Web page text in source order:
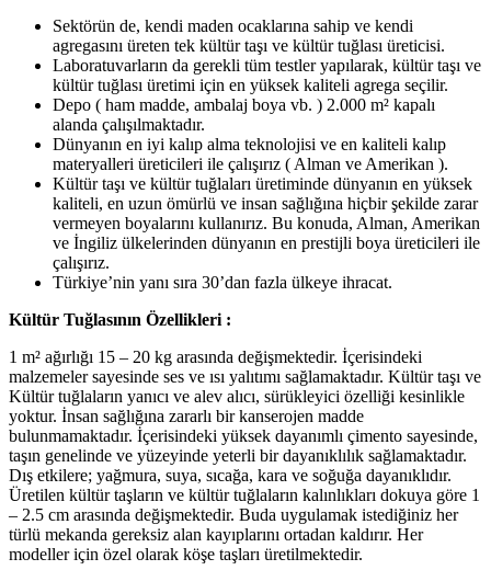
Sektörün de, kendi maden ocaklarına sahip ve kendi
agregasını üreten tek kültür taşı ve kültür tuğlası üreticisi.
Laboratuvarların da gerekli tüm testler yapılarak, kültür taşı ve
kültür tuğlası üretimi için en yüksek kaliteli agrega seçilir.
Depo ( ham madde, ambalaj boya vb. ) 2.000 m² kapalı
alanda çalışılmaktadır.
Dünyanın en iyi kalıp alma teknolojisi ve en kaliteli kalıp
materyalleri üreticileri ile çalışırız ( Alman ve Amerikan ).
Kültür taşı ve kültür tuğlaları üretiminde dünyanın en yüksek
kaliteli, en uzun ömürlü ve insan sağlığına hiçbir şekilde zarar
vermeyen boyalarını kullanırız. Bu konuda, Alman, Amerikan
ve İngiliz ülkelerinden dünyanın en prestijli boya üreticileri ile
çalışırız.
Türkiye’nin yanı sıra 30’dan fazla ülkeye ihracat.
Kültür Tuğlasının Özellikleri :
1 m² ağırlığı 15 – 20 kg arasında değişmektedir. İçerisindeki
malzemeler sayesinde ses ve ısı yalıtımı sağlamaktadır. Kültür taşı ve
Kültür tuğlaların yanıcı ve alev alıcı, sürükleyici özelliği kesinlikle
yoktur. İnsan sağlığına zararlı bir kanserojen madde
bulunmamaktadır. İçerisindeki yüksek dayanımlı çimento sayesinde,
taşın genelinde ve yüzeyinde yeterli bir dayanıklılık sağlamaktadır.
Dış etkilere; yağmura, suya, sıcağa, kara ve soğuğa dayanıklıdır.
Üretilen kültür taşların ve kültür tuğlaların kalınlıkları dokuya göre 1
– 2.5 cm arasında değişmektedir. Buda uygulamak istediğiniz her
türlü mekanda gereksiz alan kayıplarını ortadan kaldırır. Her
modeller için özel olarak köşe taşları üretilmektedir.